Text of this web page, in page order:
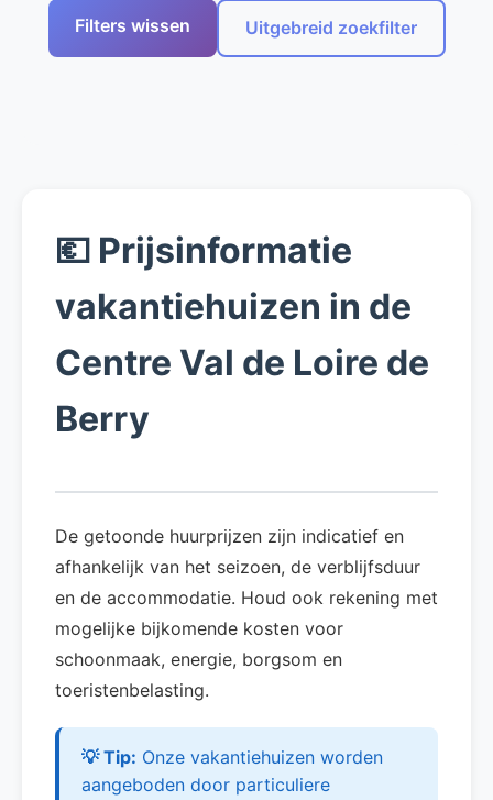
Filters wissen Uitgebreid zoekfilter
💶 Prijsinformatie
vakantiehuizen in de
Centre Val de Loire de
Berry
De getoonde huurprijzen zijn indicatief en
afhankelijk van het seizoen, de verblijfsduur
en de accommodatie. Houd ook rekening met
mogelijke bijkomende kosten voor
schoonmaak, energie, borgsom en
toeristenbelasting.
💡 Tip: Onze vakantiehuizen worden
aangeboden door particuliere